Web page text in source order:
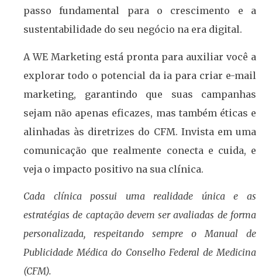
passo fundamental para o crescimento e a
sustentabilidade do seu negócio na era digital.
A WE Marketing está pronta para auxiliar você a
explorar todo o potencial da ia para criar e-mail
marketing, garantindo que suas campanhas
sejam não apenas eficazes, mas também éticas e
alinhadas às diretrizes do CFM. Invista em uma
comunicação que realmente conecta e cuida, e
veja o impacto positivo na sua clínica.
Cada clínica possui uma realidade única e as
estratégias de captação devem ser avaliadas de forma
personalizada, respeitando sempre o Manual de
Publicidade Médica do Conselho Federal de Medicina
(CFM).